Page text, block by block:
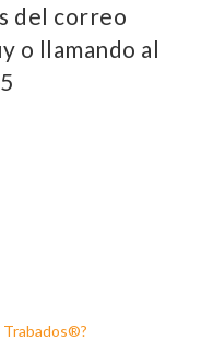
del correo
o llamando al